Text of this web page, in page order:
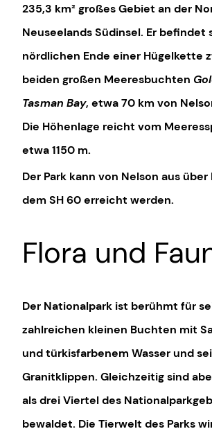
235,3 km² großes Gebiet an der
Neuseelands Südinsel. Er befindet
nördlichen Ende einer Hügelkette
beiden großen Meeresbuchten
Tasman Bay, etwa 70 km von
Die Höhenlage reicht vom
etwa1150 m.
Der Park kann von Nelson aus
dem SH 60 erreicht werden.
Flora und
Der Nationalpark ist berühmt für
zahlreichen kleinen Buchten mit
und türkisfarbenem Wasser und
Granitklippen. Gleichzeitig sind
als drei Viertel des
bewaldet. Die Tierwelt des Parks